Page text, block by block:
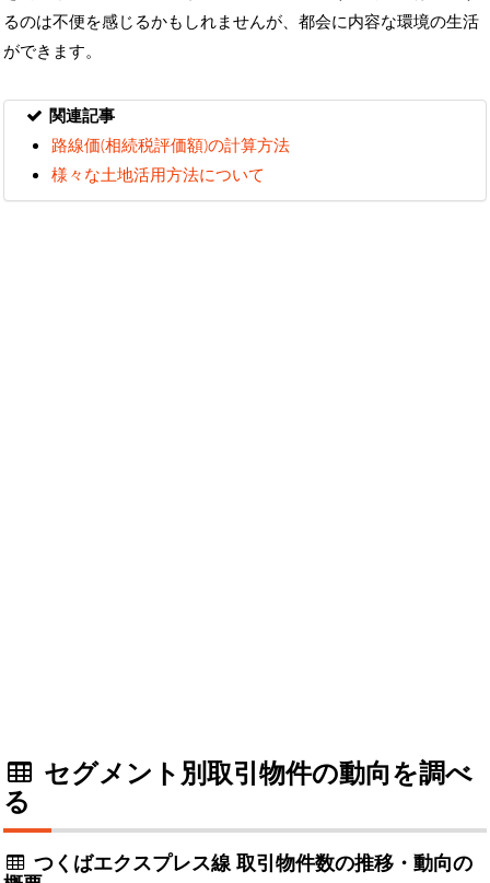
るのは不便を感じるかもしれませんが、都会に内容な環境の生活
ができます。
関連記事
路線価(相続税評価額)の計算方法
様々な土地活用方法について
セグメント別取引物件の動向を調べ
る
つくばエクスプレス線 取引物件数の推移・動向の